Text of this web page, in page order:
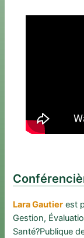
Lara Gautier est
Gestion,
Santé?Publique